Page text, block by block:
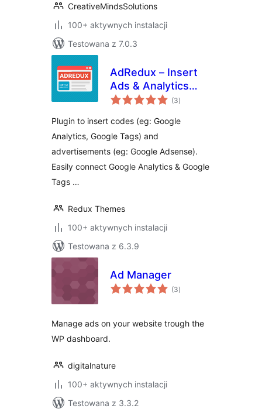
CreativeMindsSolutions
100+ aktywnych instalacji
Testowana z 7.0.3
AdRedux – Insert
Ads & Analytics
Codes
(3wszystkich
ocen
)
Plugin to insert codes (eg: Google
Analytics, Google Tags) and
advertisements (eg: Google Adsense).
Easily connect Google Analytics & Google
Tags …
Redux Themes
100+ aktywnych instalacji
Testowana z 6.3.9
Ad Manager
(3wszystkich
ocen
)
Manage ads on your website trough the
WP dashboard.
digitalnature
100+ aktywnych instalacji
Testowana z 3.3.2